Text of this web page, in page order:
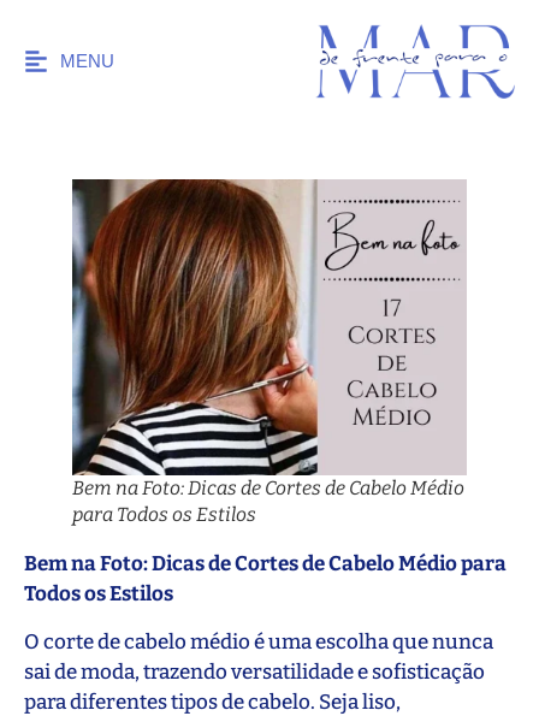
MENU
Bem na Foto: Dicas de Cortes de Cabelo Médio
para Todos os Estilos
Bem na Foto: Dicas de Cortes de Cabelo Médio para
Todos os Estilos
O corte de cabelo médio é uma escolha que nunca
sai de moda, trazendo versatilidade e sofisticação
para diferentes tipos de cabelo. Seja liso,